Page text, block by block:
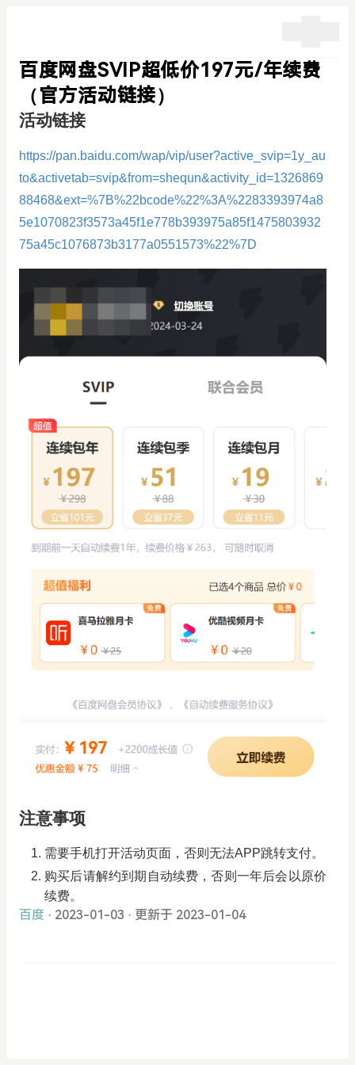
百度网盘SVIP超低价197元/年续费
（官方活动链接）
活动链接
https://pan.baidu.com/wap/vip/user?active_svip=1y_au
to&activetab=svip&from=shequn&activity_id=1326869
88468&ext=%7B%22bcode%22%3A%2283393974a8
5e1070823f3573a45f1e778b393975a85f1475803932
75a45c1076873b3177a0551573%22%7D
注意事项
需要手机打开活动页面，否则无法APP跳转支付。
购买后请解约到期自动续费，否则一年后会以原价
续费。
百度 · 2023-01-03 · 更新于 2023-01-04